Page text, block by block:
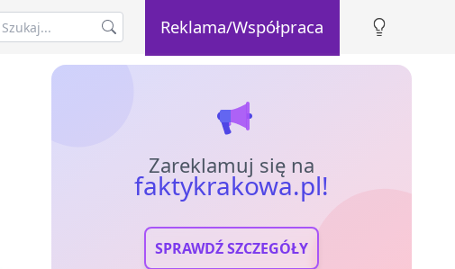
Reklama/Współpraca
Zareklamuj się na
faktykrakowa.pl!
SPRAWDŹ SZCZEGÓŁY